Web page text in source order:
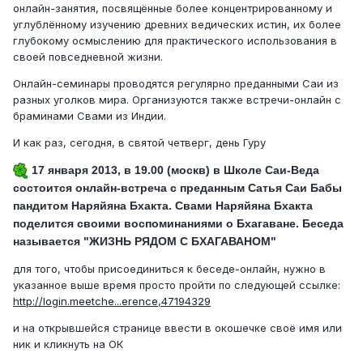
онлайн-занятия, посвящённые более концентрированному и
углублённому изучению древних ведических истин, их более
глубокому осмыслению для практического использования в
своей повседневной жизни.
Онлайн-семинары проводятся регулярно преданными Саи из
разных уголков мира. Организуются также встречи-онлайн с
браминами Свами из Индии.
И как раз, сегодня, в святой четверг, день Гуру
17 января 2013, в 19.00 (москв) в Школе Саи-Веда
состоится онлайн-встреча с преданным Сатья Саи Бабы
пандитом Наряйяна Бхакта. Свами Наряйяна Бхакта
поделится своими воспоминаниями о Бхагаване. Беседа
называется "ЖИЗНЬ РЯДОМ С БХАГАВАНОМ"
для того, чтобы присоединиться к беседе-онлайн, нужно в
указанное выше время просто пройти по следующей ссылке:
http://login.meetche...erence,47194329
и на открывшейся странице ввести в окошечке своё имя или
ник и кликнуть на ОК